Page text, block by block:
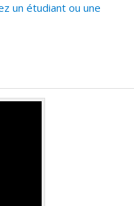
un étudiant ou une